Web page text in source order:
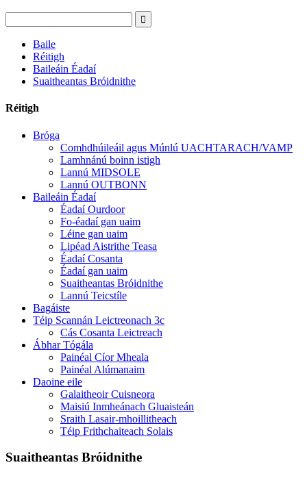
Baile
Réitigh
Baileáin Éadaí
Suaitheantas Bróidnithe
Réitigh
Bróga
Comhdhúileáil agus Múnlú UACHTARACH/VAMP
Lamhnánú boinn istigh
Lannú MIDSOLE
Lannú OUTBONN
Baileáin Éadaí
Éadaí Ourdoor
Fo-éadaí gan uaim
Léine gan uaim
Lipéad Aistrithe Teasa
Éadaí Cosanta
Éadaí gan uaim
Suaitheantas Bróidnithe
Lannú Teicstíle
Bagáiste
Téip Scannán Leictreonach 3c
Cás Cosanta Leictreach
Ábhar Tógála
Painéal Cíor Mheala
Painéal Alúmanaim
Daoine eile
Galaitheoir Cuisneora
Maisiú Inmheánach Gluaisteán
Sraith Lasair-mhoillitheach
Téip Frithchaiteach Solais
Suaitheantas Bróidnithe